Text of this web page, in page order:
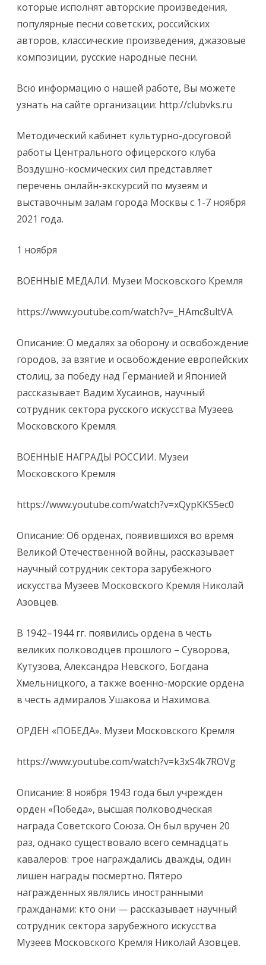
которые исполнят авторские произведения,
популярные песни советских, российских
авторов, классические произведения, джазовые
композиции, русские народные песни.
Всю информацию о нашей работе, Вы можете
узнать на сайте организации: http://clubvks.ru
Методический кабинет культурно-досуговой
работы Центрального офицерского клуба
Воздушно-космических сил представляет
перечень онлайн-экскурсий по музеям и
выставочным залам города Москвы с 1-7 ноября
2021 года.
1 ноября
ВОЕННЫЕ МЕДАЛИ. Музеи Московского Кремля
https://www.youtube.com/watch?v=_HAmc8ultVA
Описание: О медалях за оборону и освобождение
городов, за взятие и освобождение европейских
столиц, за победу над Германией и Японией
рассказывает Вадим Хусаинов, научный
сотрудник сектора русского искусства Музеев
Московского Кремля.
ВОЕННЫЕ НАГРАДЫ РОССИИ. Музеи
Московского Кремля
https://www.youtube.com/watch?v=xQypKKS5ec0
Описание: Об орденах, появившихся во время
Великой Отечественной войны, рассказывает
научный сотрудник сектора зарубежного
искусства Музеев Московского Кремля Николай
Азовцев.
В 1942–1944 гг. появились ордена в честь
великих полководцев прошлого – Суворова,
Кутузова, Александра Невского, Богдана
Хмельницкого, а также военно-морские ордена
в честь адмиралов Ушакова и Нахимова.
ОРДЕН «ПОБЕДА». Музеи Московского Кремля
https://www.youtube.com/watch?v=k3xS4k7ROVg
Описание: 8 ноября 1943 года был учрежден
орден «Победа», высшая полководческая
награда Советского Союза. Он был вручен 20
раз, однако существовало всего семнадцать
кавалеров: трое награждались дважды, один
лишен награды посмертно. Пятеро
награжденных являлись иностранными
гражданами: кто они — рассказывает научный
сотрудник сектора зарубежного искусства
Музеев Московского Кремля Николай Азовцев.